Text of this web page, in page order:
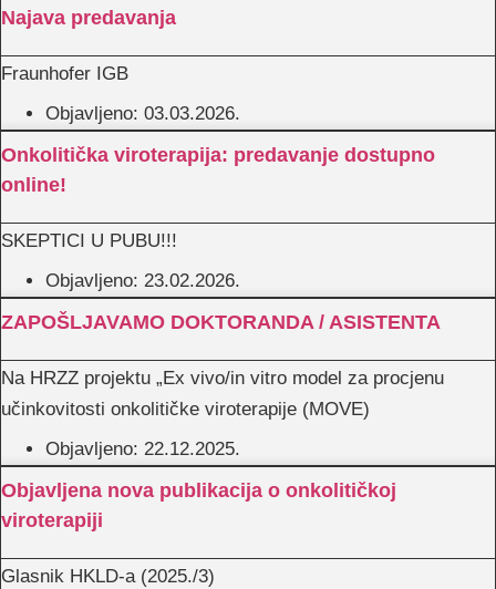
Najava predavanja
Fraunhofer IGB
Objavljeno: 03.03.2026.
Onkolitička viroterapija: predavanje dostupno
online!
SKEPTICI U PUBU!!!
Objavljeno: 23.02.2026.
ZAPOŠLJAVAMO DOKTORANDA / ASISTENTA
Na HRZZ projektu „Ex vivo/in vitro model za procjenu
učinkovitosti onkolitičke viroterapije (MOVE)
Objavljeno: 22.12.2025.
Objavljena nova publikacija o onkolitičkoj
viroterapiji
Glasnik HKLD-a (2025./3)